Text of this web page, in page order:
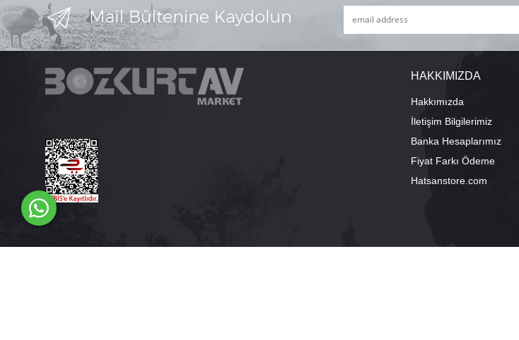
HAKKIMIZDA
Hakkımızda
İletişim Bilgilerimiz
Banka Hesaplarımız
Fiyat Farkı Ödeme
Hatsanstore.com